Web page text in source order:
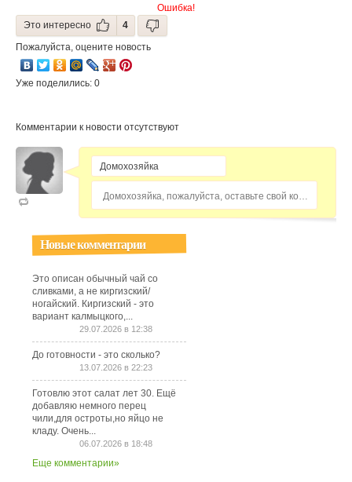
Ошибка!
Это интересно
4
Пожалуйста, оцените новость
Уже поделились: 0
Комментарии к новости отсутствуют
Домохозяйка, пожалуйста, оставьте свой комментарий...
Новые комментарии
Это описан обычный чай со
сливками, а не киргизский/
ногайский. Киргизский - это
вариант калмыцкого,...
29.07.2026 в 12:38
До готовности - это сколько?
13.07.2026 в 22:23
Готовлю этот салат лет 30. Ещё
добавляю немного перец
чили,для остроты,но яйцо не
кладу. Очень...
06.07.2026 в 18:48
Еще комментарии»